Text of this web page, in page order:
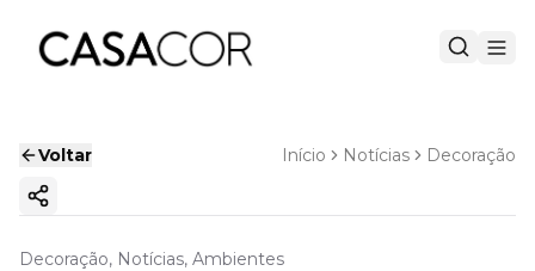
Voltar Início Notícias Decoração
Copiar link
Decoração, Notícias, Ambientes